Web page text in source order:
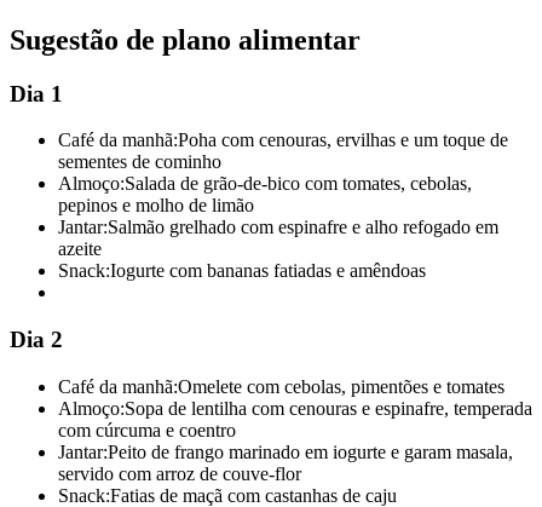
Sugestão de plano alimentar
Dia 1
Café da manhã:Poha com cenouras, ervilhas e um toque de
sementes de cominho
Almoço:Salada de grão-de-bico com tomates, cebolas,
pepinos e molho de limão
Jantar:Salmão grelhado com espinafre e alho refogado em
azeite
Snack:Iogurte com bananas fatiadas e amêndoas
Dia 2
Café da manhã:Omelete com cebolas, pimentões e tomates
Almoço:Sopa de lentilha com cenouras e espinafre, temperada
com cúrcuma e coentro
Jantar:Peito de frango marinado em iogurte e garam masala,
servido com arroz de couve-flor
Snack:Fatias de maçã com castanhas de caju